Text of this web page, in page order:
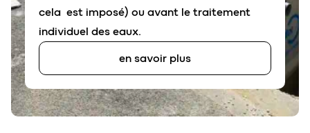
cela est imposé) ou avant le traitement
individuel des eaux.
en savoir plus